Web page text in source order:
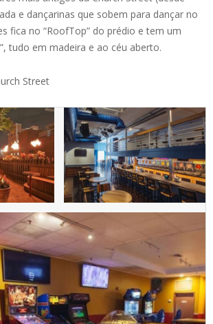
e dançarinas que sobem para dançar no
fica no “RoofTop” do prédio e tem um
tudo em madeira e ao céu aberto.
Street